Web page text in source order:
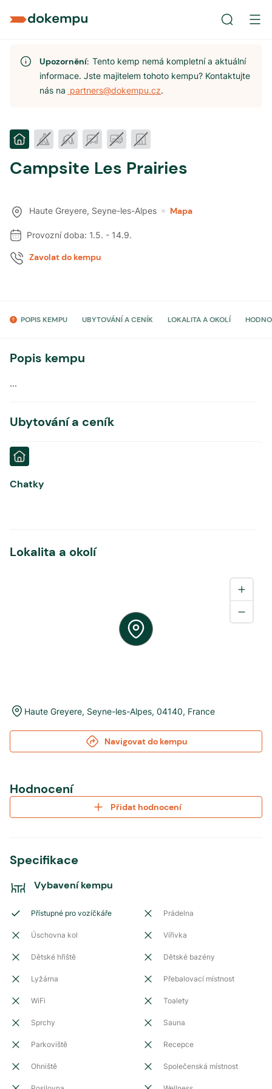
Upozornění:Tento kemp nemá kompletní a aktuální
informace. Jste majitelem tohoto kempu? Kontaktujte
nás na partners@dokempu.cz.
Campsite Les Prairies
Haute Greyere, Seyne-les-Alpes Mapa
Provozní doba: 1.5. - 14.9.
Zavolat do kempu
POPIS KEMPU UBYTOVÁNÍ A CENÍK LOKALITA A OKOLÍ
Popis kempu
...
Ubytování a ceník
Chatky
Lokalita a okolí
Haute Greyere, Seyne-les-Alpes, 04140, France
Navigovat do kempu
Hodnocení
Přidat hodnocení
Specifikace
Vybavení kempu
Přístupné pro vozíčkáře Prádelna
Úschovna kol Vířivka
Dětské hřiště Dětské bazény
Lyžárna Přebalovací místnost
WiFi Toalety
Sprchy Sauna
Parkoviště Recepce
Ohniště Společenská místnost